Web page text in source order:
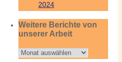
2024
Weitere Berichte von
unserer Arbeit
Weitere